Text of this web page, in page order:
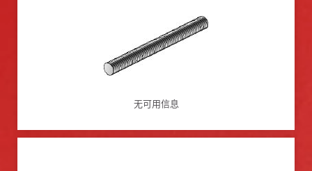
无可用信息